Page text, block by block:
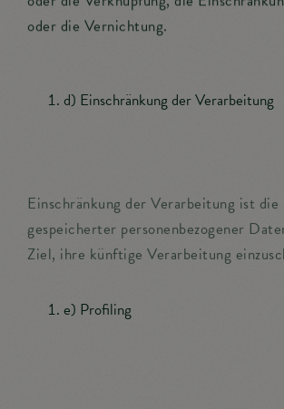
oder die Vernichtung.
d) Einschränkung der Verarbeitung
gespeicherter personenbezogener
Ziel, ihre künftige Verarbeitung
e) Profiling